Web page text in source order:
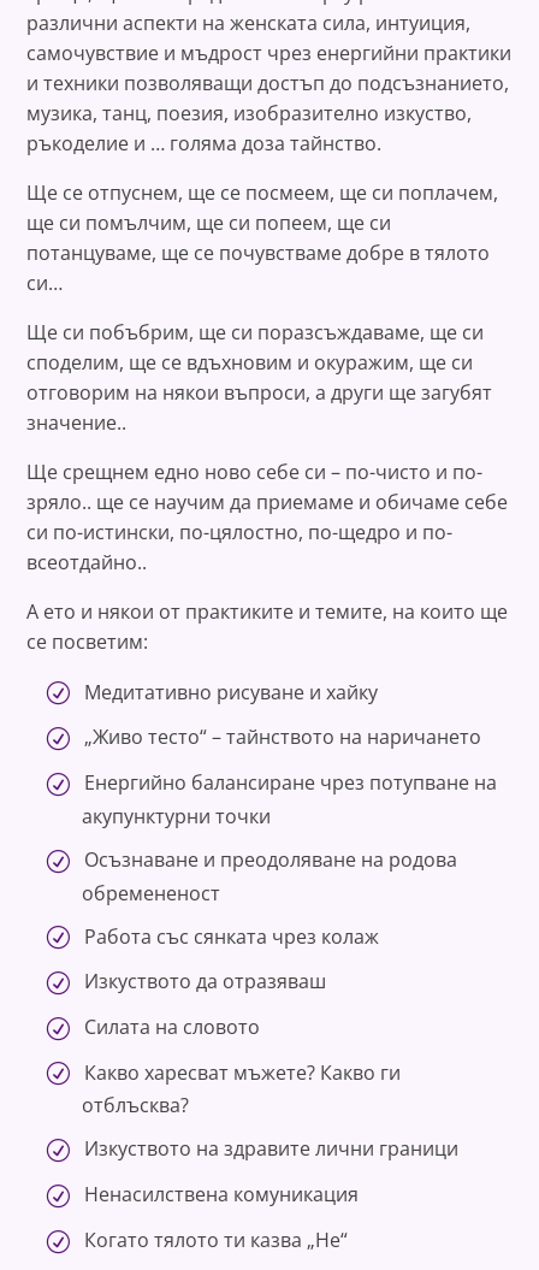
различни аспекти на женската сила, интуиция,
самочувствие и мъдрост чрез енергийни практики
и техники позволяващи достъп до подсъзнанието,
музика, танц, поезия, изобразително изкуство,
ръкоделие и … голяма доза тайнство.
Ще се отпуснем, ще се посмеем, ще си поплачем,
ще си помълчим, ще си попеем, ще си
потанцуваме, ще се почувстваме добре в тялото
си…
Ще си побъбрим, ще си поразсъждаваме, ще си
споделим, ще се вдъхновим и окуражим, ще си
отговорим на някои въпроси, а други ще загубят
значение..
Ще срещнем едно ново себе си – по-чисто и по-
зряло.. ще се научим да приемаме и обичаме себе
си по-истински, по-цялостно, по-щедро и по-
всеотдайно..
А ето и някои от практиките и темите, на които ще
се посветим:
Медитативно рисуване и хайку
„Живо тесто“ – тайнството на наричането
Енергийно балансиране чрез потупване на
акупунктурни точки
Осъзнаване и преодоляване на родова
обремененост
Работа със сянката чрез колаж
Изкуството да отразяваш
Силата на словото
Какво харесват мъжете? Какво ги
отблъсква?
Изкуството на здравите лични граници
Ненасилствена комуникация
Когато тялото ти казва „Не“